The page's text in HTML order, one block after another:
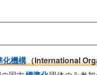
化機構（International